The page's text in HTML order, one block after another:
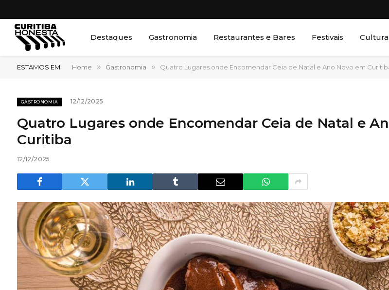
Destaques Gastronomia Restaurantes e Bares Festivais Cultura
ESTAMOS EM: Home » Gastronomia » Quatro Lugares onde Encomendar Ceia de Natal e Ano Novo em
GASTRONOMIA 12/12/2025
Quatro Lugares onde Encomendar Ceia de Natal e
Curitiba
12/12/2025